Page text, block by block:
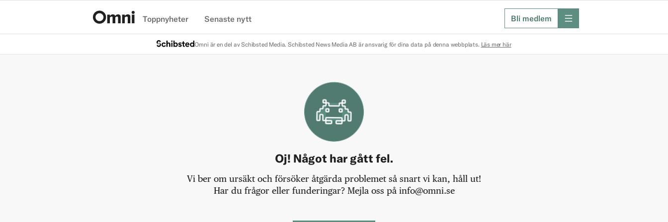
Toppnyheter Senaste nytt Bli medlem meny
Omni är en del av Schibsted Media. Schibsted News Media AB är ansvarig för dina data på denna webbplats. Läs mer här
Oj! Något har gått fel.
Vi ber om ursäkt och försöker åtgärda problemet så snart vi kan, håll ut!
Har du frågor eller funderingar? Mejla oss på info@omni.se